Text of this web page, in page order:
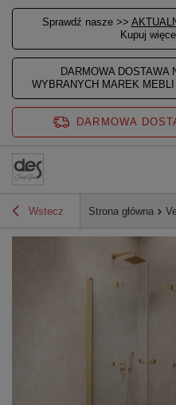
Sprawdź nasze >>
Kupuj
DARMOWA DOSTAWA
WYBRANYCH MAREK
DARMOWA
Wstecz Strona główna